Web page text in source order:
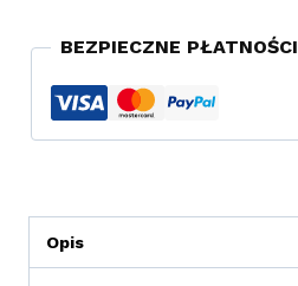
BEZPIECZNE PŁATNOŚCI
Opis